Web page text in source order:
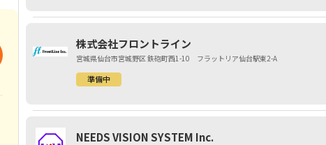
株式会社フロントライン
宮城県仙台市宮城野区 鉄砲町西1-10 フラットリア仙台駅東2-A
準備中
NEEDS VISION SYSTEM Inc.